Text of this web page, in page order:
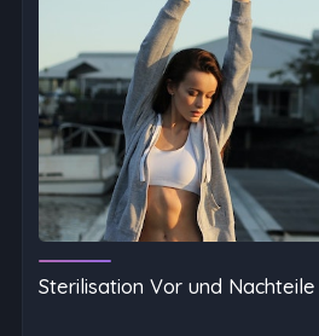
Sterilisation Vor und Nachteile